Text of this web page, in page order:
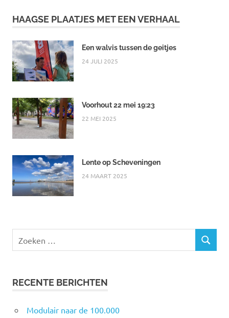
HAAGSE PLAATJES MET EEN VERHAAL
Een walvis tussen de geitjes
24 JULI 2025
Voorhout 22 mei 19:23
22 MEI 2025
Lente op Scheveningen
24 MAART 2025
naar:
ZOEKEN
RECENTE BERICHTEN
Modulair naar de 100.000